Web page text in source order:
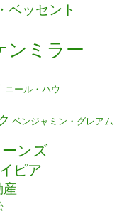
ベッセント
ンミラー
ニール・ハウ
ベンジャミン・グレアム
ンズ
ピア
産